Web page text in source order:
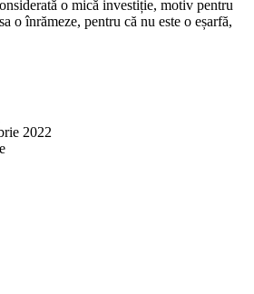
o mică investiție, motiv pentru
o înrămeze, pentru că nu este o eșarfă,
2022